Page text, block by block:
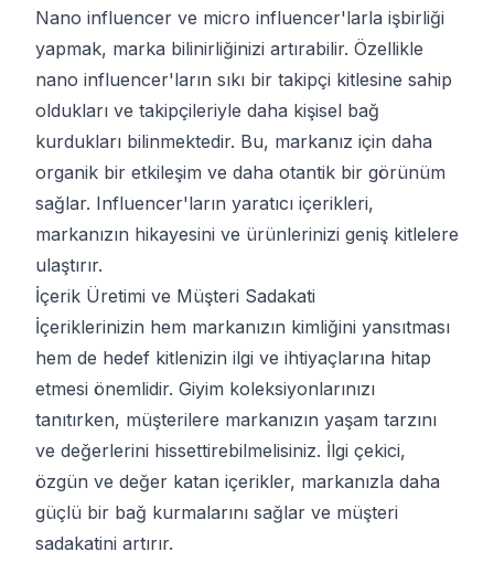
Nano influencer ve micro influencer'larla işbirliği
yapmak, marka bilinirliğinizi artırabilir. Özellikle
nano influencer'ların sıkı bir takipçi kitlesine sahip
oldukları ve takipçileriyle daha kişisel bağ
kurdukları bilinmektedir. Bu, markanız için daha
organik bir etkileşim ve daha otantik bir görünüm
sağlar. Influencer'ların yaratıcı içerikleri,
markanızın hikayesini ve ürünlerinizi geniş kitlelere
ulaştırır.
İçerik Üretimi ve Müşteri Sadakati
İçeriklerinizin hem markanızın kimliğini yansıtması
hem de hedef kitlenizin ilgi ve ihtiyaçlarına hitap
etmesi önemlidir. Giyim koleksiyonlarınızı
tanıtırken, müşterilere markanızın yaşam tarzını
ve değerlerini hissettirebilmelisiniz. İlgi çekici,
özgün ve değer katan içerikler, markanızla daha
güçlü bir bağ kurmalarını sağlar ve müşteri
sadakatini artırır.